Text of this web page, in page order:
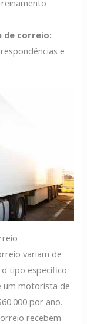
de correio:
e
variam de
o tipo específico
um motorista de
por ano.
recebem